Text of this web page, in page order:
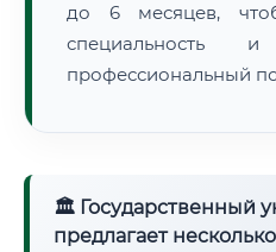
до 6 месяцев,
специальность
профессиональный
🏛 Государственный
предлагает